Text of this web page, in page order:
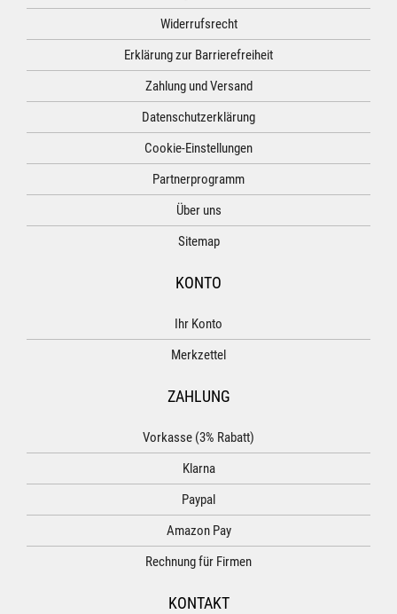
Widerrufsrecht
Erklärung zur Barrierefreiheit
Zahlung und Versand
Datenschutzerklärung
Cookie-Einstellungen
Partnerprogramm
Über uns
Sitemap
KONTO
Ihr Konto
Merkzettel
ZAHLUNG
Vorkasse (3% Rabatt)
Klarna
Paypal
Amazon Pay
Rechnung für Firmen
KONTAKT